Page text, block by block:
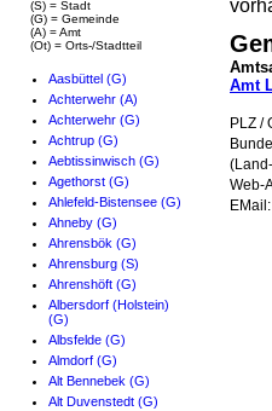
(S) = Stadt
(G) = Gemeinde
(A) = Amt
(Ot) = Orts-/Stadtteil
Aasbüttel (G)
Achterwehr (A)
Achterwehr (G)
Achtrup (G)
Aebtissinwisch (G)
Agethorst (G)
Ahlefeld-Bistensee (G)
Ahneby (G)
Ahrensbök (G)
Ahrensburg (S)
Ahrenshöft (G)
Albersdorf (Holstein)
(G)
Albsfelde (G)
Almdorf (G)
Alt Bennebek (G)
Alt Duvenstedt (G)
Amt
PLZ /
Web-
EMail: